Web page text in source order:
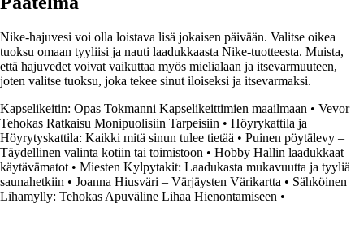
Nike-hajuvesi voi olla loistava lisä jokaisen päivään. Valitse oikea
tuoksu omaan tyyliisi ja nauti laadukkaasta Nike-tuotteesta. Muista,
että hajuvedet voivat vaikuttaa myös mielialaan ja itsevarmuuteen,
joten valitse tuoksu, joka tekee sinut iloiseksi ja itsevarmaksi.
Kapselikeitin: Opas Tokmanni Kapselikeittimien maailmaan • Vevor –
Tehokas Ratkaisu Monipuolisiin Tarpeisiin • Höyrykattila ja
Höyrytyskattila: Kaikki mitä sinun tulee tietää • Puinen pöytälevy –
Täydellinen valinta kotiin tai toimistoon • Hobby Hallin laadukkaat
käytävämatot • Miesten Kylpytakit: Laadukasta mukavuutta ja tyyliä
saunahetkiin • Joanna Hiusväri – Värjäysten Värikartta • Sähköinen
Lihamylly: Tehokas Apuväline Lihaa Hienontamiseen •